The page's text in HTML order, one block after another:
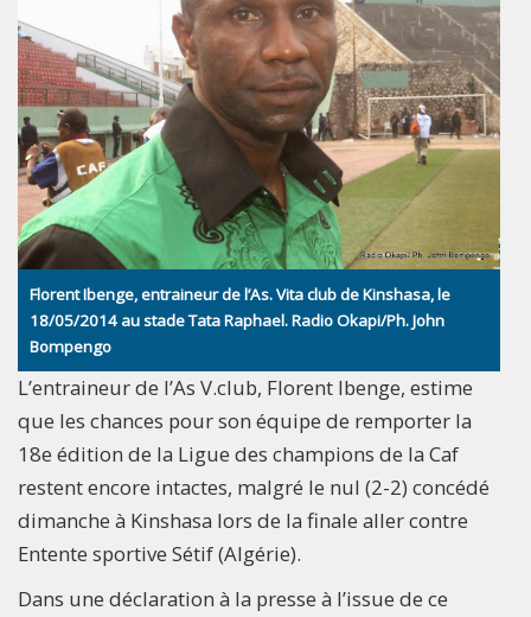
Florent Ibenge, entraineur de l’As. Vita club de Kinshasa, le
18/05/2014 au stade Tata Raphael. Radio Okapi/Ph. John
Bompengo
L’entraineur de l’As V.club, Florent Ibenge, estime
que les chances pour son équipe de remporter la
18e édition de la Ligue des champions de la Caf
restent encore intactes, malgré le nul (2-2) concédé
dimanche à Kinshasa lors de la finale aller contre
Entente sportive Sétif (Algérie).
Dans une déclaration à la presse à l’issue de ce